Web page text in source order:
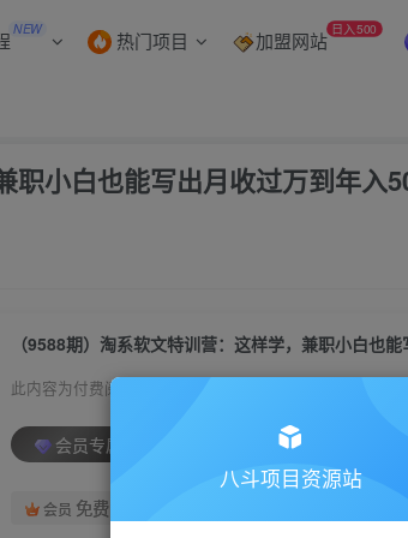
NEW 热门项目 加盟网站 日入500
职小白也能写出月收过万到年入
此内容为付费阅读，请付费后查看
会员专属资源
会员 免费
八斗项目资源站